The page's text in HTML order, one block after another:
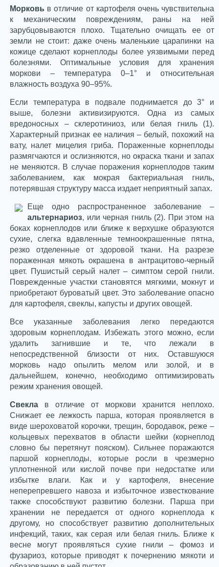
Морковь в отличие от картофеля очень чувствительна
к механическим повреждениям, раны на ней
зарубцовываются плохо. Тщательно очищать ее от
земли не стоит: даже очень маленькие царапинки на
кожице сделают корнеплоды более уязвимыми перед
болезнями. Оптимальные условия для хранения
моркови – температура 0–1° и относительная
влажность воздуха 90–95%.
Если температура в подвале поднимается до 3° и
выше, болезни активизируются. Одна из самых
вредоносных – склеротиниоз, или белая гниль (1).
Характерный признак ее наличия – белый, похожий на
вату, налет мицелия гриба. Пораженные корнеплоды
размягчаются и ослизняются, но окраска ткани и запах
не меняются. В случае поражения корнеплодов таким
заболеванием, как мокрая бактериальная гниль,
потерявшая структуру масса издает неприятный запах.
Еще одно распространенное заболевание –
альтернариоз, или черная гниль (2). При этом на
боках корнеплодов или ближе к верхушке образуются
сухие, слегка вдавленные темноокрашенные пятна,
резко отделенные от здоровой ткани. На разрезе
пораженная мякоть окрашена в антрацитово-черный
цвет. Пушистый серый налет – симптом серой гнили.
Поврежденные участки становятся мягкими, мокнут и
приобретают буроватый цвет. Это заболевание опасно
для картофеля, свеклы, капусты и других овощей.
Все указанные заболевания легко передаются
здоровым корнеплодам. Избежать этого можно, если
удалить загнившие и те, что лежали в
непосредственной близости от них. Оставшуюся
морковь надо опылить мелом или золой, и в
дальнейшем, конечно, необходимо оптимизировать
режим хранения овощей.
Свекла в отличие от моркови хранится неплохо.
Снижает ее лежкость парша, которая проявляется в
виде шероховатой корочки, трещин, бородавок, реже –
кольцевых перехватов в области шейки (корнеплод
словно бы перетянут пояском). Сильнее поражаются
паршой корнеплоды, которые росли в чрезмерно
уплотненной или кислой почве при недостатке или
избытке влаги. Как и у картофеля, внесение
неперепревшего навоза и избыточное известкование
также способствуют развитию болезни. Парша при
хранении не передается от одного корнеплода к
другому, но способствует развитию дополнительных
инфекций, таких, как серая или белая гниль. Ближе к
весне могут проявляться сухие гнили – фомоз и
фузариоз, которые приводят к почернению мякоти и